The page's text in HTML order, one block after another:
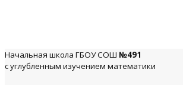
Начальная школа ГБОУ СОШ №491
с углубленным изучением математики